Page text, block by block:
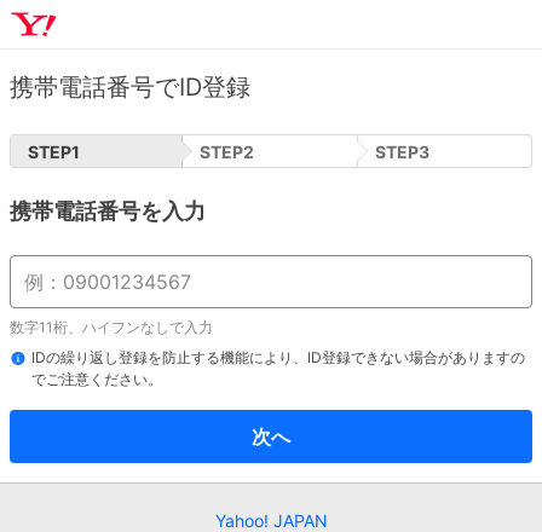
携帯電話番号でID登録
STEP1 STEP2 STEP3
携帯電話番号を入力
数字11桁、ハイフンなしで入力
IDの繰り返し登録を防止する機能により、ID登録できない場合がありますの
でご注意ください。
次へ
Yahoo! JAPAN